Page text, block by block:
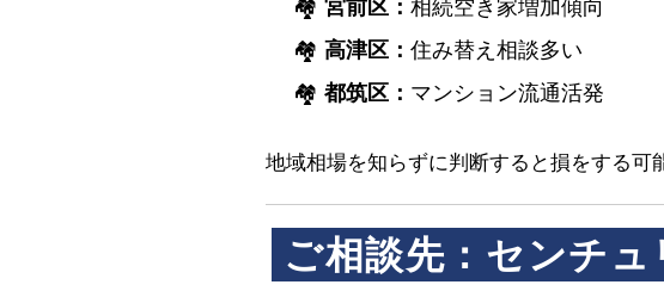
🏘️宮前区：相続空き家増加傾向
🏘️高津区：住み替え相談多い
🏘️都筑区： マンション流通活発
地域相場を知らずに判断すると損をする可
ご相談先：センチ